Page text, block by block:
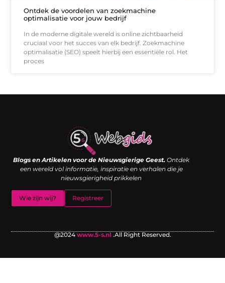
Ontdek de voordelen van zoekmachine
optimalisatie voor jouw bedrijf
In de moderne digitale wereld is online zichtbaarheid
cruciaal voor het succes van elk bedrijf. Zoekmachine
optimalisatie (SEO) speelt hierbij een essentiële rol. Het
proces
Blogs en Artikelen voor de Nieuwsgierige Geest. Ontdek
een wereld vol informatie, inspiratie en verhalen die je
nieuwsgierigheid prikkelen
Wie zijn wij? Registreer
@2024www.5-s.nl .All Right Reserved.